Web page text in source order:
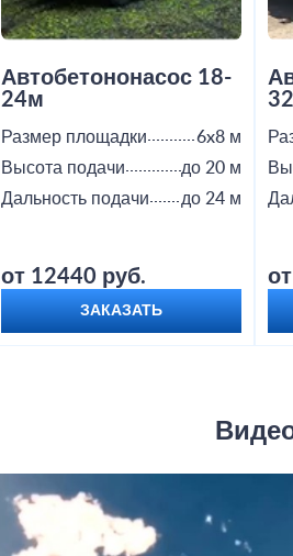
Автобетононасос 18-
24м
Размер площадки
6x8 м
Высота подачи
до 20 м
Дальность подачи
до 24 м
от 12440 руб.
ЗАКАЗАТЬ